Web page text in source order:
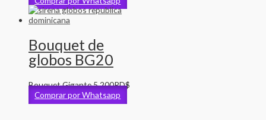
Bouquet de
globos BG20
Bouquet Gigante5,200RD$
Comprar por Whatsapp